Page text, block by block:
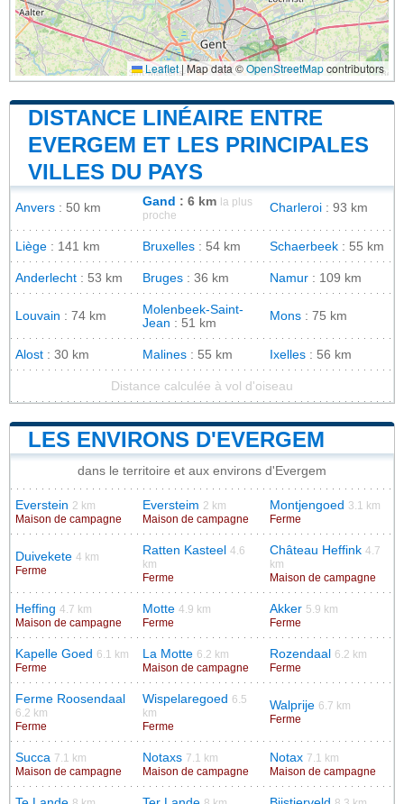
Leaflet|Map data ©OpenStreetMapcontributors
DISTANCE LINÉAIRE ENTRE
EVERGEM ET LES PRINCIPALES
VILLES DU PAYS
Anvers : 50 km Gand : 6 km
la plus
proche
Charleroi : 93 km
Liège : 141 km Bruxelles : 54 km Schaerbeek : 55 km
Anderlecht : 53 km Bruges : 36 km Namur : 109 km
Louvain : 74 km
Molenbeek-Saint-
Jean : 51 km
Mons : 75 km
Alost : 30 km Malines : 55 km Ixelles : 56 km
Distance calculée à vol d'oiseau
LES ENVIRONS D'EVERGEM
dans le territoire et aux environs d'Evergem
Everstein 2 km
Maison de campagne
Eversteim 2 km
Maison de campagne
Montjengoed 3.1 km
Ferme
Duivekete 4 km
Ferme
Ratten Kasteel 4.6
km
Ferme
Château Heffink 4.7
km
Maison de campagne
Heffing 4.7 km
Maison de campagne
Motte 4.9 km
Ferme
Akker 5.9 km
Ferme
Kapelle Goed 6.1 km
Ferme
La Motte 6.2 km
Maison de campagne
Rozendaal 6.2 km
Ferme
Ferme Roosendaal
6.2 km
Ferme
Wispelaregoed 6.5
km
Ferme
Walprije 6.7 km
Ferme
Succa 7.1 km
Maison de campagne
Notaxs 7.1 km
Maison de campagne
Notax 7.1 km
Maison de campagne